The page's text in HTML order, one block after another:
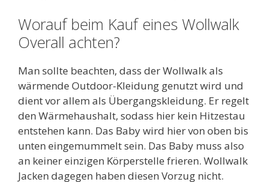
Worauf beim Kauf eines Wollwalk
Overall achten?
Man sollte beachten, dass der Wollwalk als
wärmende Outdoor-Kleidung genutzt wird und
dient vor allem als Übergangskleidung. Er regelt
den Wärmehaushalt, sodass hier kein Hitzestau
entstehen kann. Das Baby wird hier von oben bis
unten eingemummelt sein. Das Baby muss also
an keiner einzigen Körperstelle frieren. Wollwalk
Jacken dagegen haben diesen Vorzug nicht.